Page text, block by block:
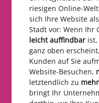
riesigen Online-
sich Ihre Website
Stadt vor: Wenn Ihr
leicht auffindbar ist,
ganz oben
Kunden auf Sie
Website-Besuchen,
letztendlich zu
bringt Ihr